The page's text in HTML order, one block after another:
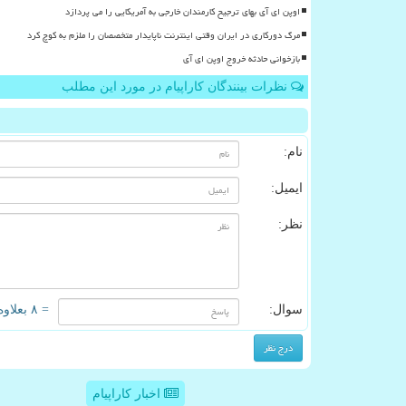
اوپن ای آی بهای ترجیح کارمندان خارجی به آمریکایی را می پردازد
مرگ دورکاری در ایران وقتی اینترنت ناپایدار متخصصان را ملزم به کوچ کرد
بازخوانی حادثه خروج اوپن ای آی
نظرات بینندگان کاراپیام در مورد این مطلب
نام:
ایمیل:
نظر:
سوال: = ۸ بعلاوه ۵
اخبار کاراپیام